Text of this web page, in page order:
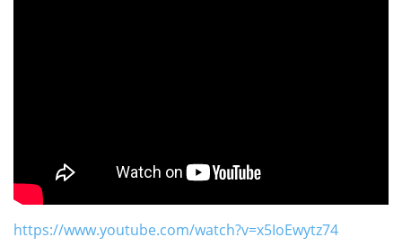
https://www.youtube.com/watch?v=x5IoEwytz74